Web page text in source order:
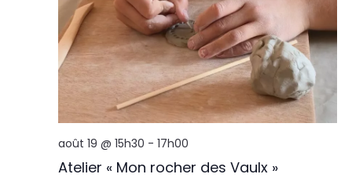
Atelier « Mon rocher des Vaulx »
août 19 @ 15h30 - 17h00